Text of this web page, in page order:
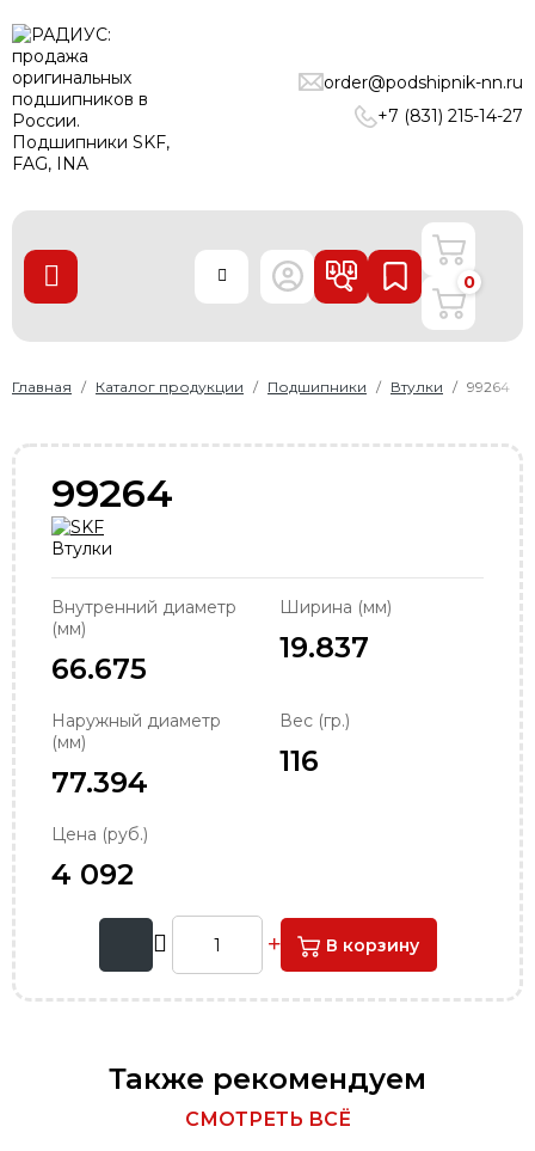
order@podshipnik-nn.ru
+7 (831) 215-14-27
ПОДШИПНИКИ
ЛИНЕЙНЫЕ ТЕХНОЛОГИИ
РЕМНИ
О нас
Доставка и оплата
+7 (831) 215-14-27
order@podshipnik-nn.ru
0
Главная Каталог продукции Подшипники Втулки 99264
99264
Втулки
Внутренний диаметр
(мм)
66.675
Ширина (мм)
19.837
Наружный диаметр
(мм)
77.394
Вес (гр.)
116
Цена (руб.)
4 092
В корзину
Также рекомендуем
СМОТРЕТЬ ВСЁ